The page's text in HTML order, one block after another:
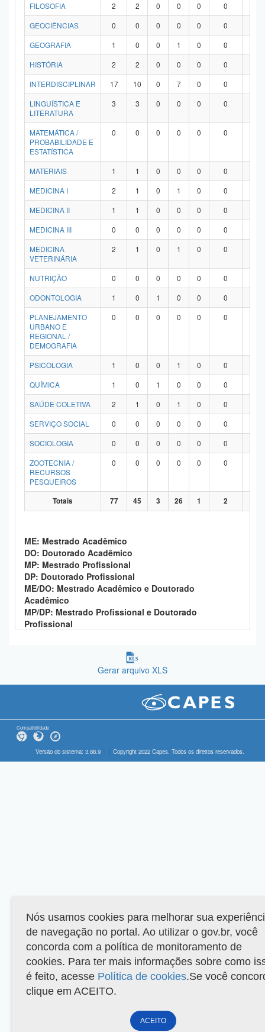
FILOSOFIA
2 2 0 0 0 0
GEOCIÊNCIAS
0 0 0 0 0 0
GEOGRAFIA
1 0 0 1 0 0
HISTÓRIA
2 2 0 0 0 0
INTERDISCIPLINAR
17 10 0 7 0 0
LINGUÍSTICA E
LITERATURA
3 3 0 0 0 0
MATEMÁTICA /
PROBABILIDADE E
ESTATÍSTICA
0 0 0 0 0 0
MATERIAIS 1 1 0 0 0 0
MEDICINA I
2 1 0 1 0 0
MEDICINA II
1 1 0 0 0 0
MEDICINA III
0 0 0 0 0 0
MEDICINA
VETERINÁRIA
2 1 0 1 0 0
NUTRIÇÃO 0 0 0 0 0 0
ODONTOLOGIA
1 0 1 0 0 0
PLANEJAMENTO
URBANO E
REGIONAL /
DEMOGRAFIA
0 0 0 0 0 0
PSICOLOGIA 1 0 0 1 0 0
QUÍMICA
1 0 1 0 0 0
SAÚDE COLETIVA
2 1 0 1 0 0
SERVIÇO SOCIAL
0 0 0 0 0 0
SOCIOLOGIA
0 0 0 0 0 0
ZOOTECNIA /
RECURSOS
PESQUEIROS
0 0 0 0 0 0
Totais 77 45 3 26 1 2
ME: Mestrado Acadêmico
DO: Doutorado Acadêmico
MP: Mestrado Profissional
DP: Doutorado Profissional
ME/DO: Mestrado Acadêmico e Doutorado
Acadêmico
MP/DP: Mestrado Profissional e Doutorado
Profissional
Gerar arquivo XLS
Compatibilidade
Versão do sistema: 3.88.9 Copyright 2022 Capes. Todos os direitos reservados.
Nós usamos cookies para melhorar sua
de navegação no portal. Ao utilizar o gov.br, você
concorda com a política de monitoramento de
cookies. Para ter mais informações sobre como
é feito, acesse Política de cookies.Se você
clique em ACEITO.
ACEITO